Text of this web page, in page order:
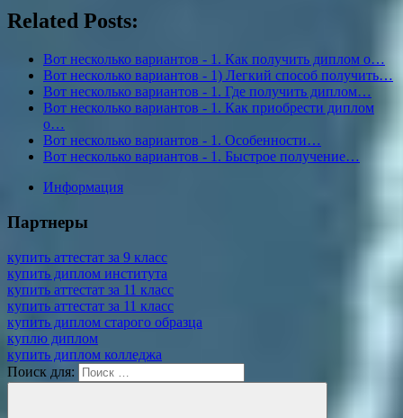
Related Posts:
Вот несколько вариантов - 1. Как получить диплом о…
Вот несколько вариантов - 1) Легкий способ получить…
Вот несколько вариантов - 1. Где получить диплом…
Вот несколько вариантов - 1. Как приобрести диплом
о…
Вот несколько вариантов - 1. Особенности…
Вот несколько вариантов - 1. Быстрое получение…
Информация
Партнеры
купить аттестат за 9 класс
купить диплом института
купить аттестат за 11 класс
купить аттестат за 11 класс
купить диплом старого образца
куплю диплом
купить диплом колледжа
Поиск для: